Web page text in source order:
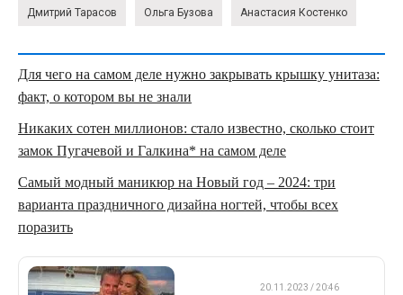
Дмитрий Тарасов Ольга Бузова Анастасия Костенко
Для чего на самом деле нужно закрывать крышку унитаза:
факт, о котором вы не знали
Никаких сотен миллионов: стало известно, сколько стоит
замок Пугачевой и Галкина* на самом деле
Самый модный маникюр на Новый год – 2024: три
варианта праздничного дизайна ногтей, чтобы всех
поразить
20.11.2023 / 20:46